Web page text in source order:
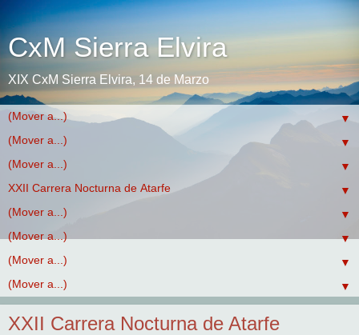
CxM Sierra Elvira
XIX CxM Sierra Elvira, 14 de Marzo
▼
▼
▼
▼
▼
▼
▼
▼
XXII Carrera Nocturna de Atarfe